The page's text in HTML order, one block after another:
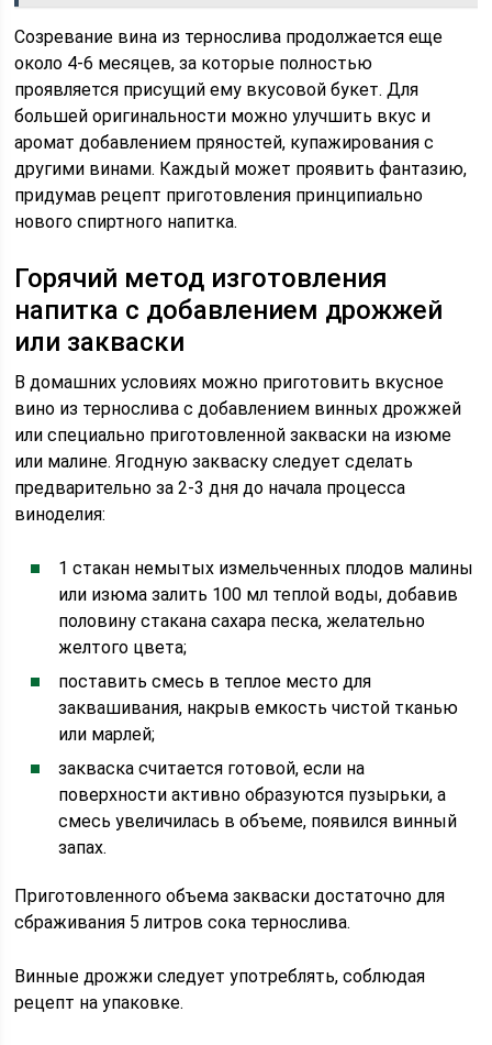
Созревание вина из тернослива продолжается еще
около 4-6 месяцев, за которые полностью
проявляется присущий ему вкусовой букет. Для
большей оригинальности можно улучшить вкус и
аромат добавлением пряностей, купажирования с
другими винами. Каждый может проявить фантазию,
придумав рецепт приготовления принципиально
нового спиртного напитка.
Горячий метод изготовления
напитка с добавлением дрожжей
или закваски
В домашних условиях можно приготовить вкусное
вино из тернослива с добавлением винных дрожжей
или специально приготовленной закваски на изюме
или малине. Ягодную закваску следует сделать
предварительно за 2-3 дня до начала процесса
виноделия:
1 стакан немытых измельченных плодов малины
или изюма залить 100 мл теплой воды, добавив
половину стакана сахара песка, желательно
желтого цвета;
поставить смесь в теплое место для
заквашивания, накрыв емкость чистой тканью
или марлей;
закваска считается готовой, если на
поверхности активно образуются пузырьки, а
смесь увеличилась в объеме, появился винный
запах.
Приготовленного объема закваски достаточно для
сбраживания 5 литров сока тернослива.
Винные дрожжи следует употреблять, соблюдая
рецепт на упаковке.